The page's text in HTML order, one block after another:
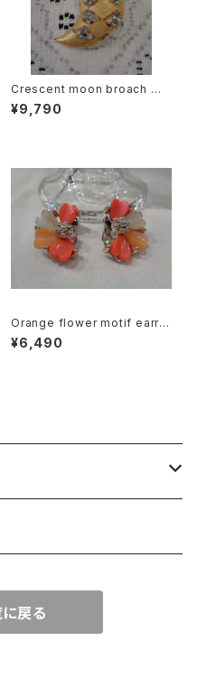
Crescent moon broach 三
日月型ブローチ
¥9,790
Orange flower motif earrin
gs オレンジ 花モチーフ イヤリ
ング
¥6,490
戻る